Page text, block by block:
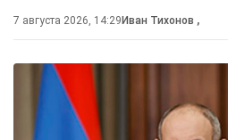
7 августа 2026, 14:29 Иван Тихонов ,